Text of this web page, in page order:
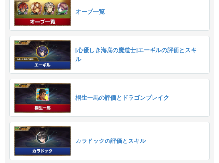
オーブ一覧
[心優しき海底の魔道士]エーギルの評価とスキ
ル
桐生一馬の評価とドラゴンブレイク
カラドックの評価とスキル